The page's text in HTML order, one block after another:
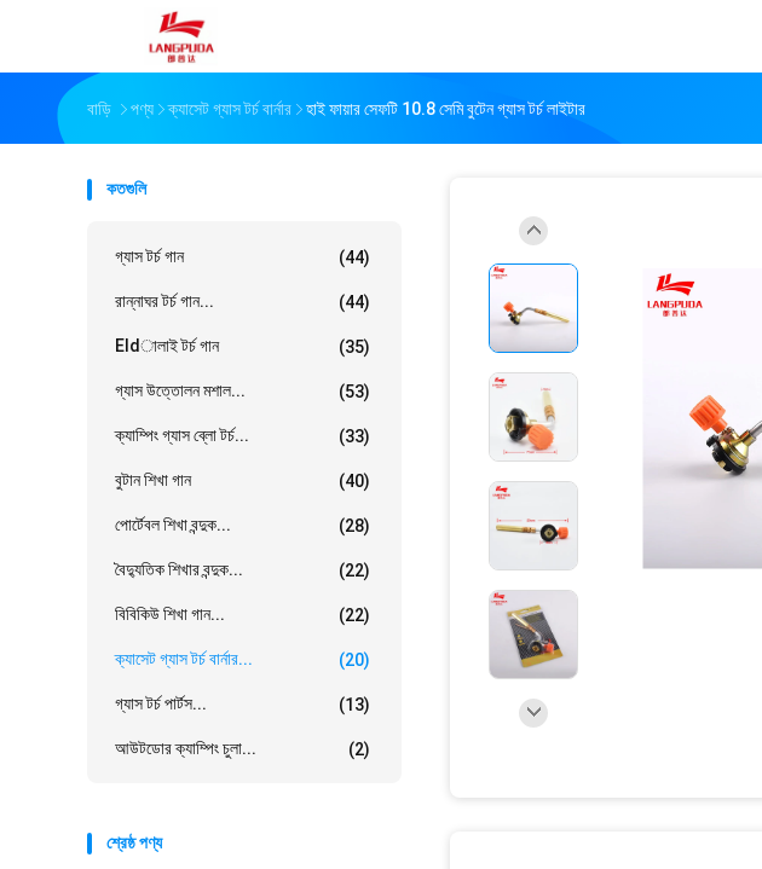
বাড়ি পণ্য ক্যাসেট গ্যাস টর্চ বার্নার হাই ফায়ার সেফটি 10.8 সেমি বুটেন গ্যাস টর্চ লাইটার
কতগুলি
গ্যাস টর্চ গান (44)
রান্নাঘর টর্চ গান... (44)
Eldালাই টর্চ গান (35)
গ্যাস উত্তোলন মশাল... (53)
ক্যাম্পিং গ্যাস ব্লো টর্চ... (33)
বুটান শিখা গান (40)
পোর্টেবল শিখা বন্দুক... (28)
বৈদ্যুতিক শিখার বন্দুক... (22)
বিবিকিউ শিখা গান... (22)
ক্যাসেট গ্যাস টর্চ বার্নার... (20)
গ্যাস টর্চ পার্টস... (13)
আউটডোর ক্যাম্পিং চুলা... (2)
শ্রেষ্ঠ পণ্য